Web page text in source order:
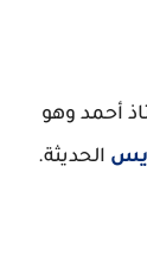
أحمد وهو
الحديثة.